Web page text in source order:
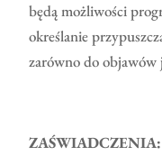
będą możliwości
określanie
zarówno do
ZAŚWIADCZENIA: